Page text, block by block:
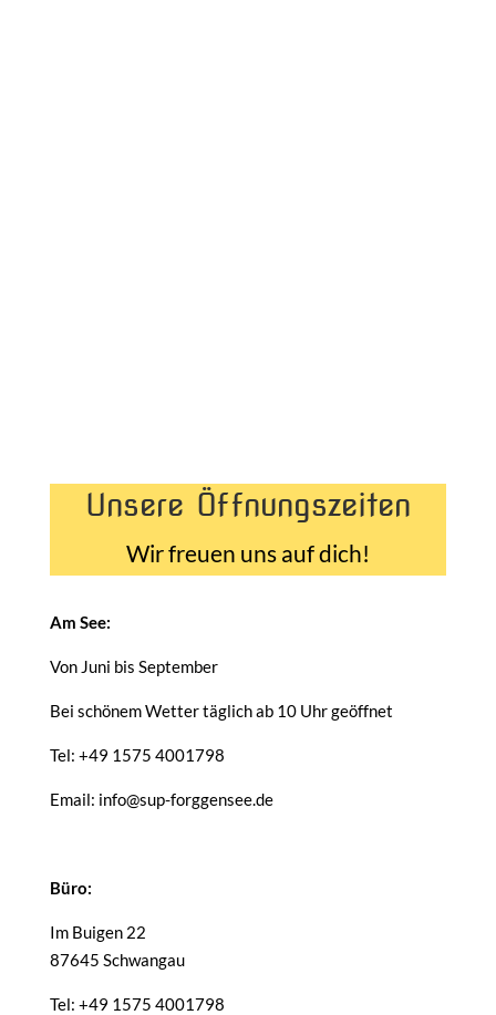
Unsere Öffnungszeiten
Wir freuen uns auf dich!
Am See:
Von Juni bis September
Bei schönem Wetter täglich ab 10 Uhr geöffnet
Tel: +49 1575 4001798
Email: info@sup-forggensee.de
Büro:
Im Buigen 22
87645 Schwangau
Tel: +49 1575 4001798